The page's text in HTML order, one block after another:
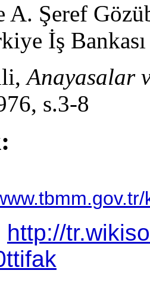
A. Şeref
İş
Anayasalar
s.3-8
http://